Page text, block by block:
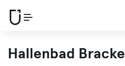
Hallenbad Brackel